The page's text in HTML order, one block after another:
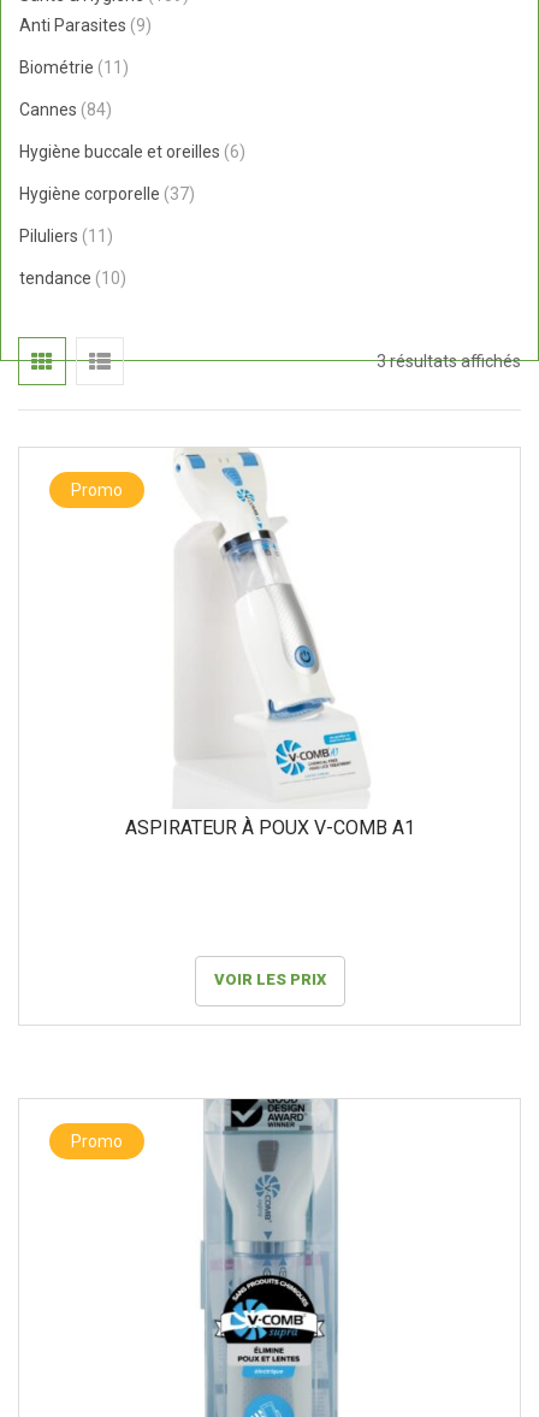
Anti Parasites 99
Biométrie 11 11
Cannes 8484
Hygiène buccale et oreilles 66
Hygiène corporelle 3737
Piluliers 11 11
tendance 1010
3 résultats affichés
du
Promo
ASPIRATEUR À POUX V-COMB A1
VOIR LES PRIX
Promo